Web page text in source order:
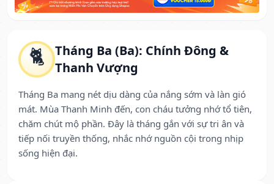
🐈
Tháng Ba (Ba): Chính Đông &
Thanh Vượng
Tháng Ba mang nét dịu dàng của nắng sớm và làn gió
mát. Mùa Thanh Minh đến, con cháu tưởng nhớ tổ tiên,
chăm chút mộ phần. Đây là tháng gắn với sự tri ân và
tiếp nối truyền thống, nhắc nhớ nguồn cội trong nhịp
sống hiện đại.